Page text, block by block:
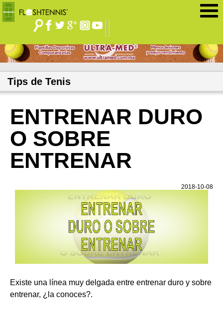
Tips de Tenis
ENTRENAR DURO
O SOBRE
ENTRENAR
2018-10-08
Existe una línea muy delgada entre entrenar duro y sobre
entrenar, ¿la conoces?.